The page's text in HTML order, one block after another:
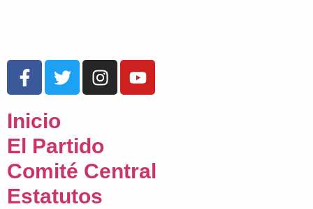
Inicio
El Partido
Comité Central
Estatutos